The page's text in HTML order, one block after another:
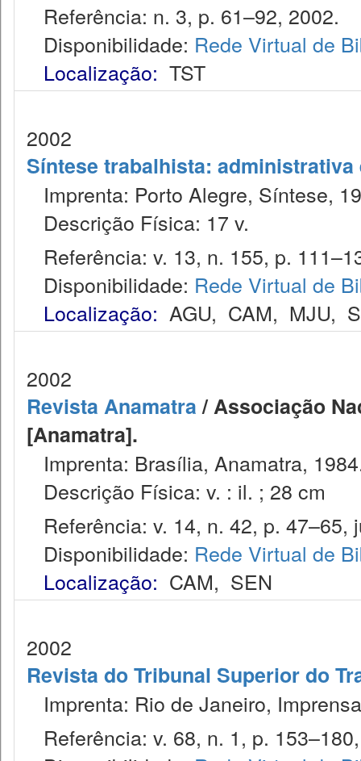
Referência: n. 3, p. 61–92, 2002.
Disponibilidade: Rede Virtual de
Localização: TST
2002
Síntese trabalhista:
Imprenta: Porto Alegre, Síntese,
Descrição Física: 17 v.
Referência: v. 13, n. 155, p.
Disponibilidade: Rede Virtual de
Localização: AGU, CAM, MJU,
2002
Revista Anamatra/ Associação
[Anamatra].
Imprenta: Brasília, Anamatra,
Descrição Física: v. : il. ; 28 cm
Referência: v. 14, n. 42, p. 47–65,
Disponibilidade: Rede Virtual de
Localização: CAM, SEN
2002
Revista do Tribunal Superior do
Imprenta: Rio de Janeiro,
Referência: v. 68, n. 1, p.